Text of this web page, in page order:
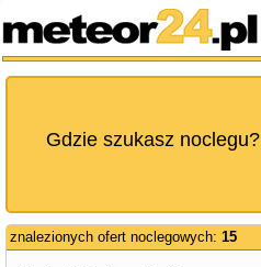
Gdzie szukasz noclegu?
znalezionych ofert noclegowych: 15